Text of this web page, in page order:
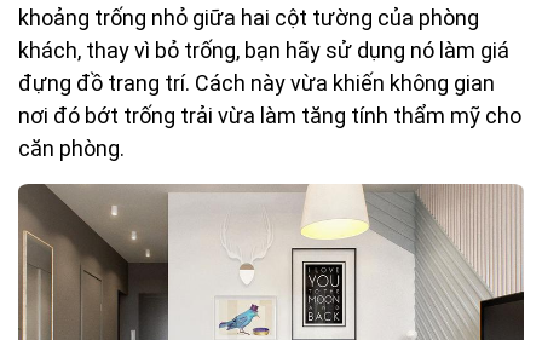
khoảng trống nhỏ giữa hai cột tường của phòng
khách, thay vì bỏ trống, bạn hãy sử dụng nó làm giá
đựng đồ trang trí. Cách này vừa khiến không gian
nơi đó bớt trống trải vừa làm tăng tính thẩm mỹ cho
căn phòng.